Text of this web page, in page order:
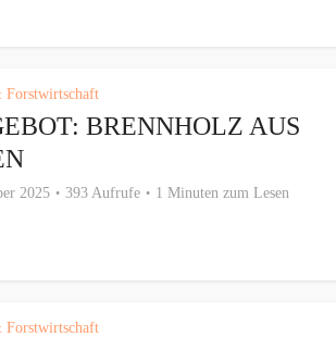
Forstwirtschaft
BRENNHOLZ AUS
2025 393 Aufrufe 1 Minuten zum Lesen
Forstwirtschaft